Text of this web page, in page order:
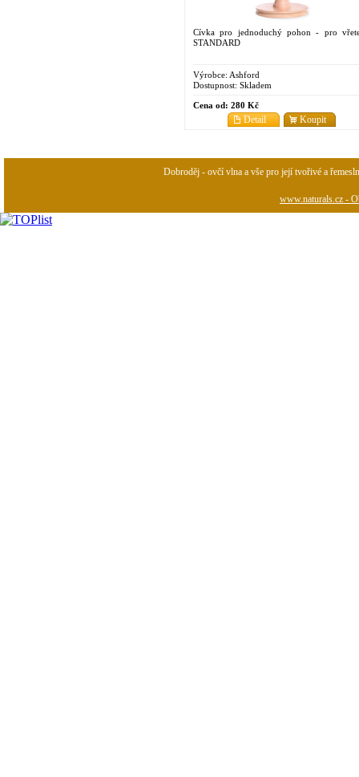
Cívka pro jednoduchý pohon - pro
STANDARD
Výrobce: Ashford
Dostupnost: Skladem
Cena od: 280 Kč
Koupit
Detail
Dobroděj - ovčí vlna a vše pro její tvořivé a
www.naturals.cz -